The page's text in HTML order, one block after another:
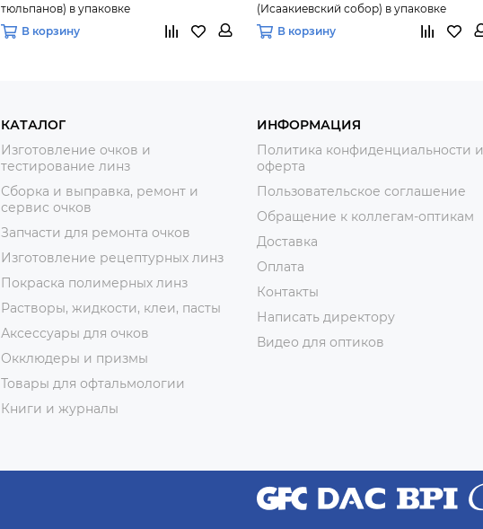
тюльпанов) в упаковке
В корзину
(Исаакиевский собор) в упаковке
В корзину
КАТАЛОГ
Изготовление очков и
тестирование линз
Сборка и выправка, ремонт и
сервис очков
Запчасти для ремонта очков
Изготовление рецептурных линз
Покраска полимерных линз
Растворы, жидкости, клеи, пасты
Аксессуары для очков
Окклюдеры и призмы
Товары для офтальмологии
Книги и журналы
ИНФОРМАЦИЯ
Политика конфиденциальности и
оферта
Пользовательское соглашение
Обращение к коллегам-оптикам
Доставка
Оплата
Контакты
Написать директору
Видео для оптиков